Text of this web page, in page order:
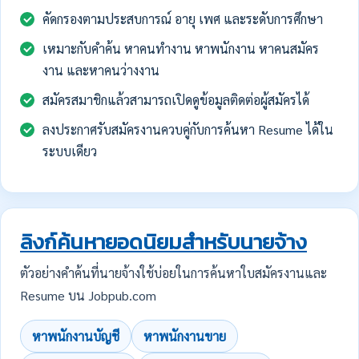
คัดกรองตามประสบการณ์ อายุ เพศ และระดับการศึกษา
เหมาะกับคำค้น หาคนทำงาน หาพนักงาน หาคนสมัคร
งาน และหาคนว่างงาน
สมัครสมาชิกแล้วสามารถเปิดดูข้อมูลติดต่อผู้สมัครได้
ลงประกาศรับสมัครงานควบคู่กับการค้นหา Resume ได้ใน
ระบบเดียว
ลิงก์ค้นหายอดนิยมสำหรับนายจ้าง
ตัวอย่างคำค้นที่นายจ้างใช้บ่อยในการค้นหาใบสมัครงานและ
Resume บน Jobpub.com
หาพนักงานบัญชี หาพนักงานขาย